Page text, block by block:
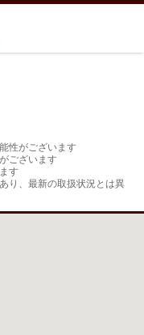
性がございます
ございます
す
り、最新の取扱状況とは異